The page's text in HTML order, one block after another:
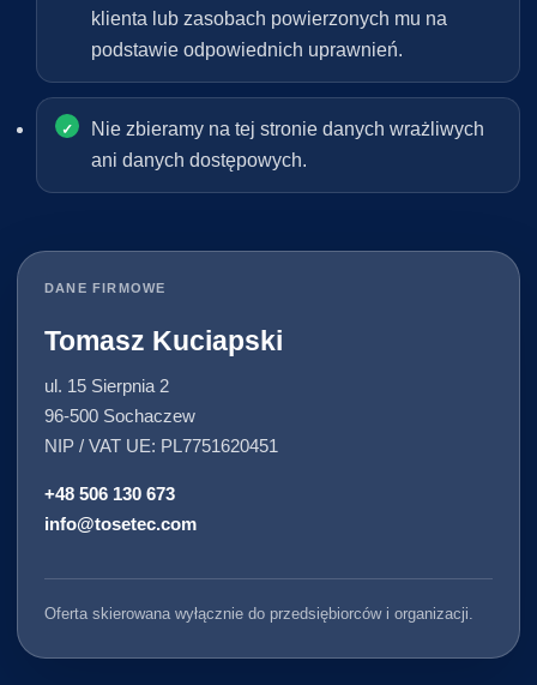
klienta lub zasobach powierzonych mu na
podstawie odpowiednich uprawnień.
Nie zbieramy na tej stronie danych wrażliwych
ani danych dostępowych.
DANE FIRMOWE
Tomasz Kuciapski
ul. 15 Sierpnia 2
96-500 Sochaczew
NIP / VAT UE: PL7751620451
+48 506 130 673
info@tosetec.com
Oferta skierowana wyłącznie do przedsiębiorców i organizacji.